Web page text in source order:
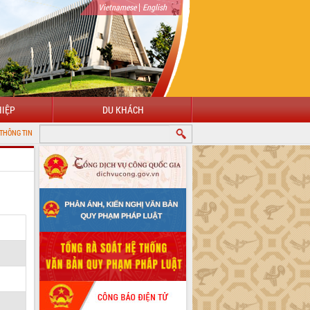
Vietnamese| English
DU KHÁCH
TỬ TỈNH ĐẮK LẮK